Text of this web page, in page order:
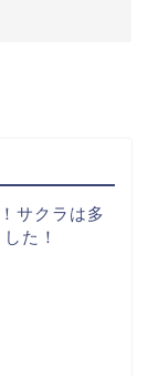
サクラは多
た！